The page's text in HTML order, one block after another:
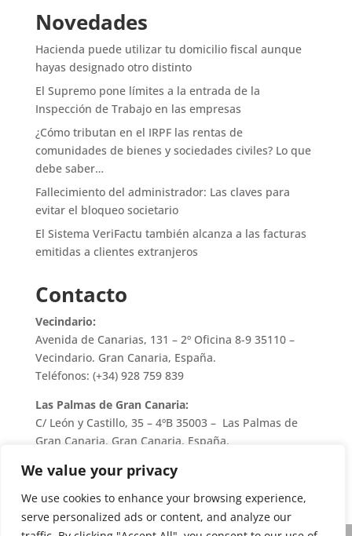
We value your privacy
We use cookies to enhance your browsing experience,
serve personalized ads or content, and analyze our
Novedades
Hacienda puede utilizar tu domicilio fiscal aunque
hayas designado otro distinto
El Supremo pone límites a la entrada de la
Inspección de Trabajo en las empresas
¿Cómo tributan en el IRPF las rentas de
comunidades de bienes y sociedades civiles? Lo que
debe saber…
Fallecimiento del administrador: Las claves para
evitar el bloqueo societario
El Sistema VeriFactu también alcanza a las facturas
emitidas a clientes extranjeros
Contacto
Vecindario:
Avenida de Canarias, 131 – 2º Oficina 8-9 35110 –
Vecindario. Gran Canaria, España.
Teléfonos: (+34) 928 759 839
Las Palmas de Gran Canaria:
C/ León y Castillo, 35 – 4ºB 35003 – Las Palmas de
Gran Canaria. Gran Canaria, España.